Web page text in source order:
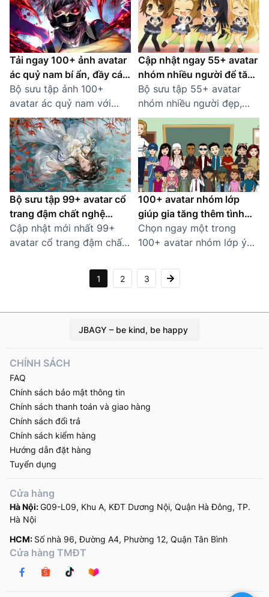
nàng bánh bèo. Cập nhật
2025 mới nhất!
Xem ngay bộ sưu tập!
Tải ngay 100+ ảnh avatar
ác quỷ nam bí ẩn, đầy cá
tính
Bộ sưu tập ảnh 100+
avatar ác quỷ nam với
phong cách ngầu, mạnh
mẽ và đầy bí ẩn. Cập nhật
hình ảnh độc đáo cho
trang cá nhân.
Cập nhật ngay 55+ avatar
nhóm nhiều người để tăng
tính gắn kết
Bộ sưu tập 55+ avatar
nhóm nhiều người đẹp,
sáng tạo và gắn kết –
dành riêng cho các đội
nhóm muốn nổi bật!
Bộ sưu tập 99+ avatar cổ
trang đậm chất nghệ
thuật
Cập nhật mới nhất 99+
avatar cổ trang đậm chất
Trung Hoa đến trang phục
truyền thống Việt Nam.
100+ avatar nhóm lớp
giúp gia tăng thêm tình
bạn gắn kết
Chọn ngay một trong
100+ avatar nhóm lớp ý
thời học sinh! Bộ sưu tập
đa dạng phong cách –
1 2 3
JBAGY – be kind, be happy
Cửa hàng
Hà Nội:G09-L09, Khu A, KĐT Dương Nội, Quận Hà Đông, TP.
Hà Nội
HCM: Số nhà 96, Đường A4, Phường 12, Quận Tân Bình
Cửa hàng TMĐT
CHÍNH SÁCH
FAQ
Chính sách bảo mật thông tin
Chính sách thanh toán và giao hàng
Chính sách đổi trả
Chính sách kiểm hàng
Hướng dẫn đặt hàng
Tuyển dụng